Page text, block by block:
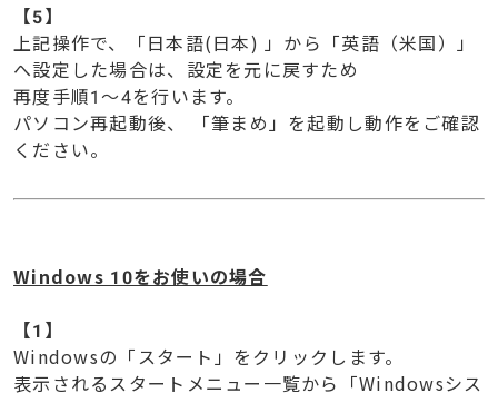
【5】
上記操作で、「日本語(日本) 」から「英語（米国）」
へ設定した場合は、設定を元に戻すため
再度手順1～4を行います。
パソコン再起動後、 「筆まめ」を起動し動作をご確認
ください。
Windows 10をお使いの場合
【1】
Windowsの「スタート」をクリックします。
表示されるスタートメニュー一覧から「Windowsシス